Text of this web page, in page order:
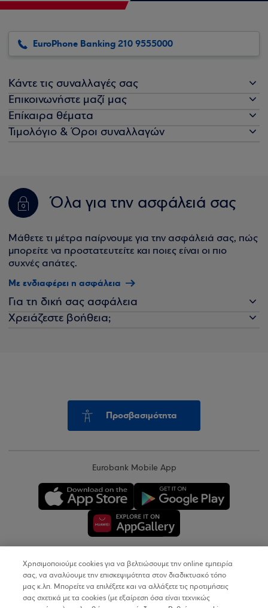
EuroPhone Banking 210 9555000
Κάντε τις συναλλαγές σας
Επικοινωνήστε μαζί μας
Επίκαιρα θέματα
Τιμολόγιο & Όροι συναλλαγών
Όλα για την ασφάλειά σας
Μάθετε τι μέτρα παίρνουμε για την ασφάλειά σας, πώς
μπορείτε να προστατευτείτε και ποιες είναι οι πιο
συχνές απάτες.
Με ενδιαφέρει η ασφάλεια
Για τη δική σας ασφάλεια
Χρειάζεστε βοήθεια;
Προσβασιμότητα
Eurobank Mobile App
Copyright © 2026
Χρησιμοποιούμε cookies για να βελτιώσουμε την online εμπειρία
σας, να αναλύουμε την επισκεψιμότητα στον διαδικτυακό τόπο
μας κ.λπ. Μπορείτε να επιλέξετε και να αλλάξετε τις προτιμήσεις
σας σχετικά με τα cookies (με εξαίρεση όσα είναι τεχνικώς